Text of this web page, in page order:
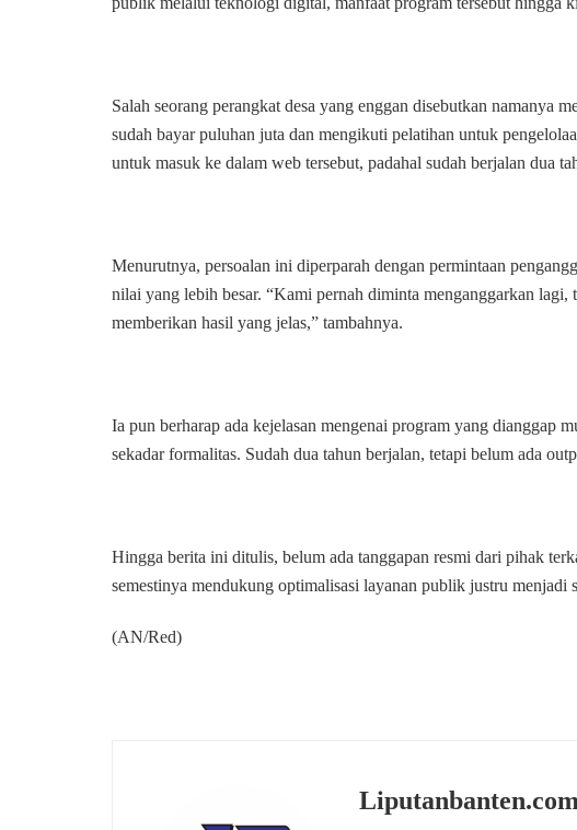
Salah seorang perangkat desa yang enggan disebutkan namanya
sudah bayar puluhan juta dan mengikuti pelatihan untuk
untuk masuk ke dalam web tersebut, padahal sudah berjalan dua
Menurutnya, persoalan ini diperparah dengan permintaan
nilai yang lebih besar. “Kami pernah diminta menganggarkan
memberikan hasil yang jelas,” tambahnya.
Ia pun berharap ada kejelasan mengenai program yang dianggap
sekadar formalitas. Sudah dua tahun berjalan, tetapi belum ada
Hingga berita ini ditulis, belum ada tanggapan resmi dari pihak
semestinya mendukung optimalisasi layanan publik justru
(AN/Red)